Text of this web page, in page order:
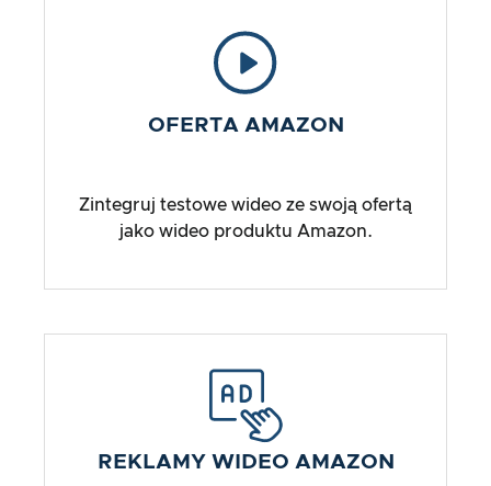
OFERTA AMAZON
Zintegruj testowe wideo ze swoją ofertą
jako wideo produktu Amazon.
REKLAMY WIDEO AMAZON